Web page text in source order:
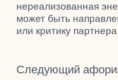
нереализованная
может быть
или критику
Следующий